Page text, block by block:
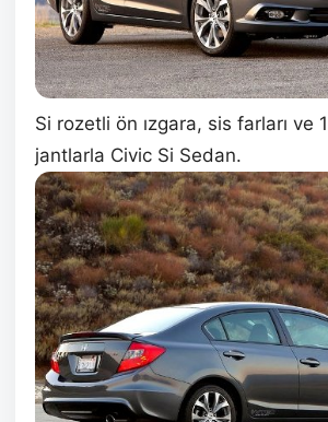
Si rozetli ön ızgara, sis farları ve
jantlarla Civic Si Sedan.